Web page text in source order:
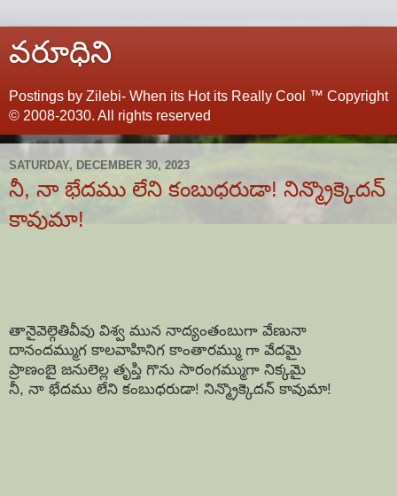
వరూధిని
Postings by Zilebi- When its Hot its Really Cool ™ Copyright
© 2008-2030. All rights reserved
SATURDAY, DECEMBER 30, 2023
నీ, నా భేదము లేని కంబుధరుడా! నిన్మ్రొక్కెదన్
కావుమా!
తానైవెల్గెతివీవు విశ్వ మున నాద్యంతంబుగా వేణునా
దానందమ్ముగ కాలవాహినిగ కాంతారమ్ము గా వేదమై
ప్రాణంబై జనులెల్ల తృప్తి గొను సారంగమ్ముగా నిక్కమై
నీ, నా భేదము లేని కంబుధరుడా! నిన్మ్రొక్కెదన్ కావుమా!